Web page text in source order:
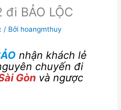
đi BẢO LỘC
/ Bởi hoangmthuy
nhận khách lẻ
chuyến đi
Gòn và ngược